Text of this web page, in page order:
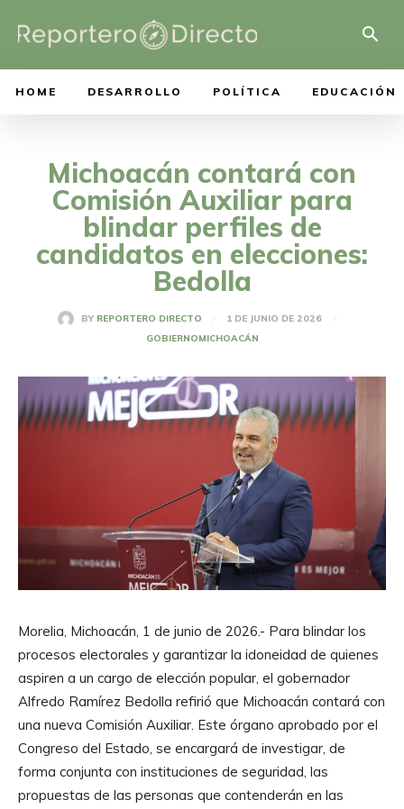
HOME DESARROLLO POLÍTICA EDUCACIÓN
Michoacán contará con
Comisión Auxiliar para
blindar perfiles de
candidatos en elecciones:
Bedolla
BY REPORTERO DIRECTO
1 DE JUNIO DE 2026
GOBIERNOMICHOACÁN
Morelia, Michoacán, 1 de junio de 2026.- Para blindar los
procesos electorales y garantizar la idoneidad de quienes
aspiren a un cargo de elección popular, el gobernador
Alfredo Ramírez Bedolla refirió que Michoacán contará con
una nueva Comisión Auxiliar. Este órgano aprobado por el
Congreso del Estado, se encargará de investigar, de
forma conjunta con instituciones de seguridad, las
propuestas de las personas que contenderán en las